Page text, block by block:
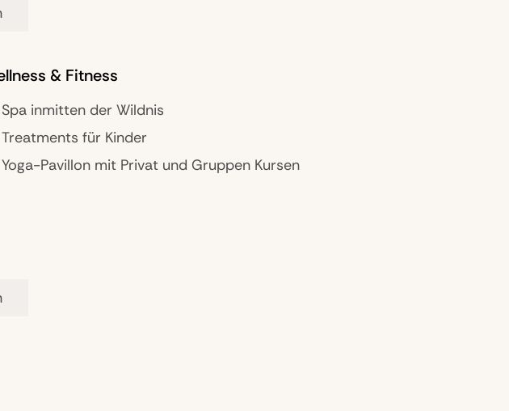
& Fitness
Spa inmitten der Wildnis
Treatments für Kinder
Yoga-Pavillon mit Privat und Gruppen Kursen